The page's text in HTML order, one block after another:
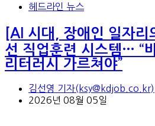
헤드라인 뉴스
[AI 시대, 장애인 일자
선 직업훈련 시스템… “
리터러시 가르쳐야”
김선영 기자(ksy@kdjob.co.kr)
2026년 08월 05일